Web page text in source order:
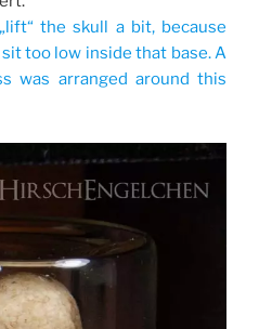
the skull a bit, because
too low inside that base. A
was arranged around this